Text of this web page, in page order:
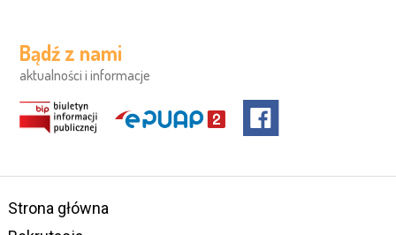
Bądź z nami
aktualności i informacje
Strona główna